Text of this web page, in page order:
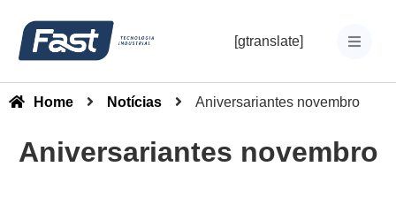
[gtranslate]
Home Notícias Aniversariantes novembro
Aniversariantes novembro